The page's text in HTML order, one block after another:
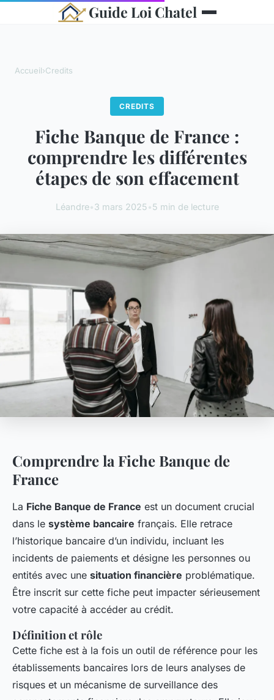
Guide Loi Chatel
Accueil›Credits
CREDITS
Fiche Banque de France :
comprendre les différentes
étapes de son effacement
Léandre•3 mars 2025•5 min de lecture
Comprendre la Fiche Banque de
France
La Fiche Banque de France est un document crucial
dans le système bancaire français. Elle retrace
l’historique bancaire d’un individu, incluant les
incidents de paiements et désigne les personnes ou
entités avec une situation financière problématique.
Être inscrit sur cette fiche peut impacter sérieusement
votre capacité à accéder au crédit.
Définition et rôle
Cette fiche est à la fois un outil de référence pour les
établissements bancaires lors de leurs analyses de
risques et un mécanisme de surveillance des